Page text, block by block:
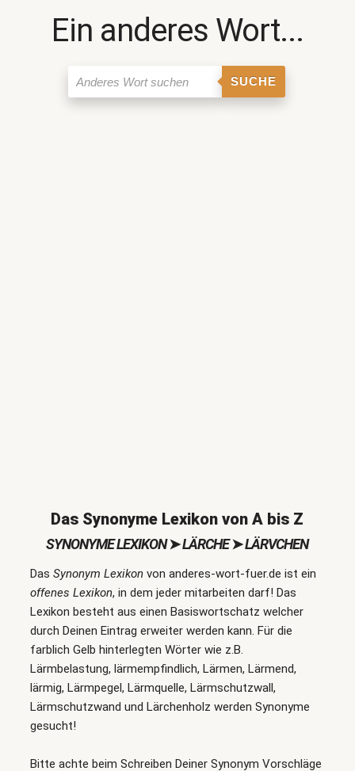
Ein anderes Wort...
SUCHE
Das Synonyme Lexikon von A bis Z
SYNONYME LEXIKON➤LÄRCHE➤LÄRVCHEN
Das Synonym Lexikonvon anderes-wort-fuer.de ist ein
offenes Lexikon, in dem jeder mitarbeiten darf! Das
Lexikon besteht aus einen Basiswortschatz welcher
durch Deinen Eintrag erweiter werden kann. Für die
farblich Gelb hinterlegten Wörter wie z.B.
Lärmbelastung, lärmempfindlich, Lärmen, Lärmend,
lärmig, Lärmpegel, Lärmquelle, Lärmschutzwall,
Lärmschutzwand und Lärchenholz werden Synonyme
gesucht!
Bitte achte beim Schreiben Deiner Synonym Vorschläge